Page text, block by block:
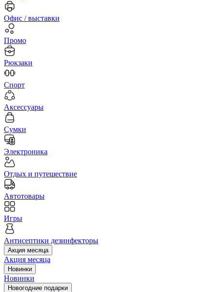
Офис / выставки
Промо
Рюкзаки
Спорт
Аксессуары
Сумки
Электроника
Отдых и путешествие
Автотовары
Игры
Антисептики дезинфекторы
Акция месяца
Акция месяца
Новинки
Новинки
Новогодние подарки